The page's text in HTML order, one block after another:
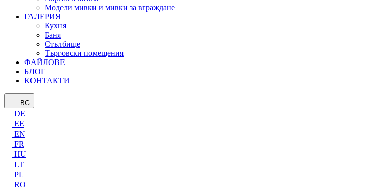
Модели мивки и мивки за вграждане
ГАЛЕРИЯ
Кухня
Баня
Стълбище
Търговски помещения
ФАЙЛОВЕ
БЛОГ
КОНТАКТИ
BG
DE
EE
EN
FR
HU
LT
PL
RO